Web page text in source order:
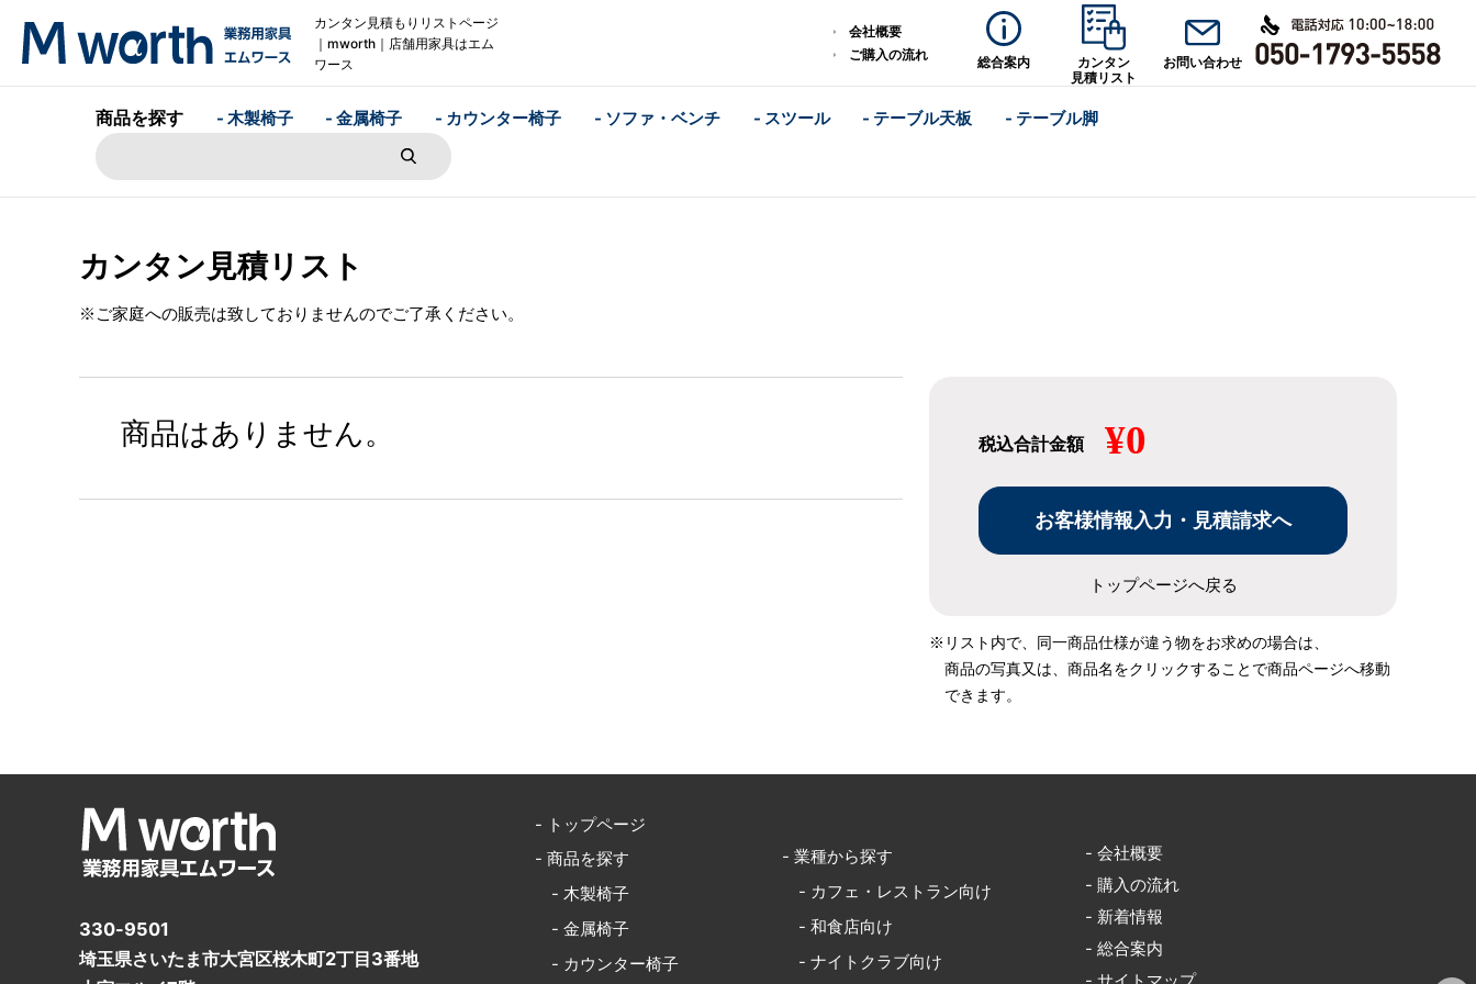
カンタン見積もりリストページ
｜mworth｜店舗用家具はエム
ワース
会社概要
ご購入の流れ
総合案内
カンタン
見積リスト
お問い合わせ
商品を探す - 木製椅子 - 金属椅子 - カウンター椅子 - ソファ・ベンチ - スツール - テーブル天板 - テーブル脚
カンタン見積リスト
※ご家庭への販売は致しておりませんのでご了承ください。
商品はありません。 税込合計金額 ¥0
トップページへ戻る
※リスト内で、同一商品仕様が違う物をお求めの場合は、
商品の写真又は、商品名をクリックすることで商品ページへ移動
できます。
330-9501
埼玉県さいたま市大宮区桜木町2丁目3番地
- トップページ
- 商品を探す
- 木製椅子
- 金属椅子
- カウンター椅子
- 業種から探す
- カフェ・レストラン向け
- 和食店向け
- ナイトクラブ向け
- 会社概要
- 購入の流れ
- 新着情報
- 総合案内